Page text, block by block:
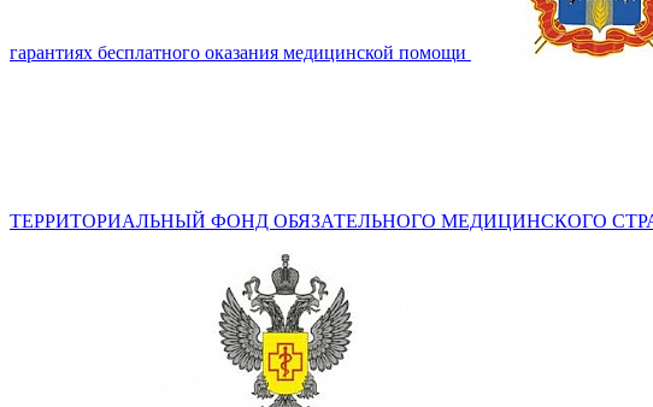
гарантиях бесплатного оказания медицинской помощи
ТЕРРИТОРИАЛЬНЫЙ ФОНД ОБЯЗАТЕЛЬНОГО МЕДИЦИНСКОГО